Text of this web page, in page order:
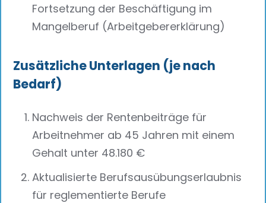
Fortsetzung der Beschäftigung im
Mangelberuf (Arbeitgebererklärung)
Zusätzliche Unterlagen (je nach
Bedarf)
Nachweis der Rentenbeiträge für
Arbeitnehmer ab 45 Jahren mit einem
Gehalt unter 48.180 €
Aktualisierte Berufsausübungserlaubnis
für reglementierte Berufe